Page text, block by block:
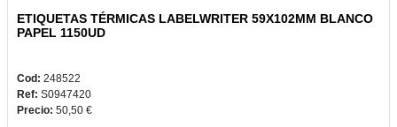
ETIQUETAS TÉRMICAS LABELWRITER 59X102MM BLANCO
PAPEL 1150UD
Cod: 248522
Ref: S0947420
Precio: 50,50 €